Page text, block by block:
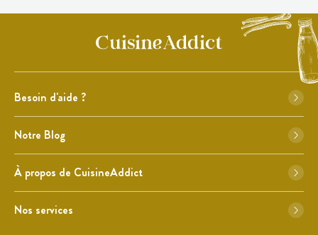
Besoin d'aide ?
Notre Blog
À propos de CuisineAddict
Nos services